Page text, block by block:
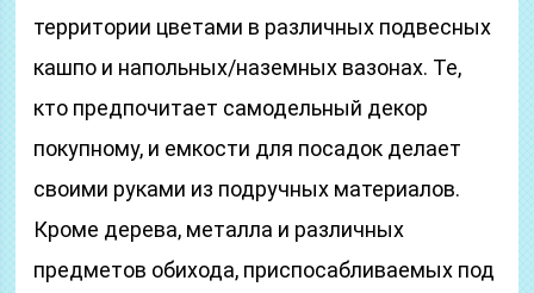
территории цветами в различных подвесных
кашпо и напольных/наземных вазонах. Те,
кто предпочитает самодельный декор
покупному, и емкости для посадок делает
своими руками из подручных материалов.
Кроме дерева, металла и различных
предметов обихода, приспосабливаемых под